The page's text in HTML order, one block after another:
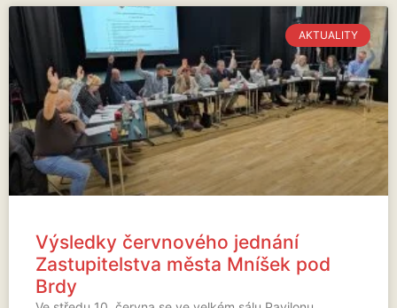
AKTUALITY
Výsledky červnového jednání
Zastupitelstva města Mníšek pod
Brdy